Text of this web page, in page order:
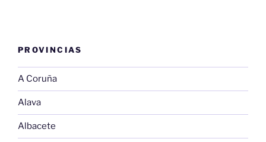
PROVINCIAS
A Coruña
Alava
Albacete